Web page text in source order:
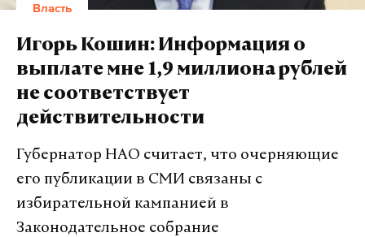
Власть
Игорь Кошин: Информация о
выплате мне 1,9 миллиона рублей
не соответствует
действительности
Губернатор НАО считает, что очерняющие
его публикации в СМИ связаны с
избирательной кампанией в
Законодательное собрание